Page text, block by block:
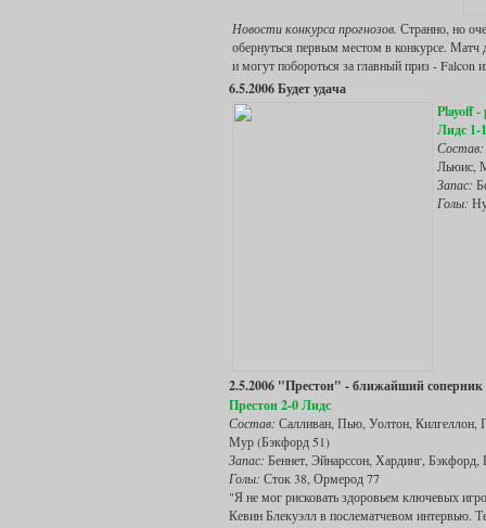
Новости конкурса прогнозов. Странно, но
обернуться первым местом в конкурсе. Матч
и могут побороться за главный приз -
6.5.2006 Будет удача
Playoff -
Лидс 1-
Состав:
Льюис,
Запас:
Голы:
2.5.2006 "Престон" - ближайший
Престон 2-0 Лидс
Состав: Салливан, Пью, Уолтон, Килгеллон,
Мур (Бэкфорд 51)
Запас: Беннет, Эйнарссон, Хардинг, Бэкфорд,
Голы: Сток 38, Ормерод 77
"Я не мог рисковать здоровьем ключевых
Кевин Блекуэлл в послематчевом интервью.